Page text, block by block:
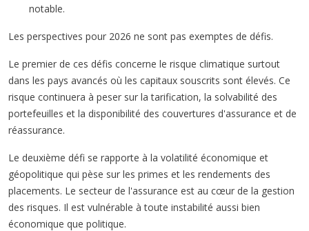
notable.
Les perspectives pour 2026 ne sont pas exemptes de défis.
Le premier de ces défis concerne le risque climatique surtout
dans les pays avancés où les capitaux souscrits sont élevés. Ce
risque continuera à peser sur la tarification, la solvabilité des
portefeuilles et la disponibilité des couvertures d'assurance et de
réassurance.
Le deuxième défi se rapporte à la volatilité économique et
géopolitique qui pèse sur les primes et les rendements des
placements. Le secteur de l'assurance est au cœur de la gestion
des risques. Il est vulnérable à toute instabilité aussi bien
économique que politique.